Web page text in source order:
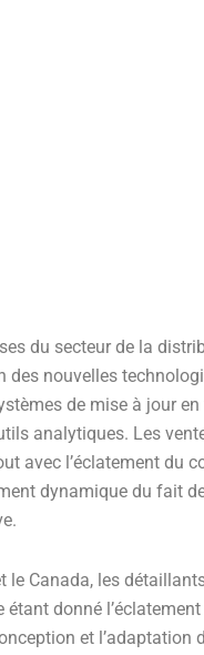
du secteur de la
nouvelles
de mise à jour
analytiques. Les
avec l’éclatement du
dynamique du fait
Canada, les
donné
et l’adaptation